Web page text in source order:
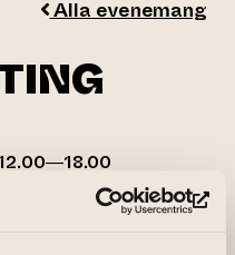
Alla evenemang
12.00—18.00